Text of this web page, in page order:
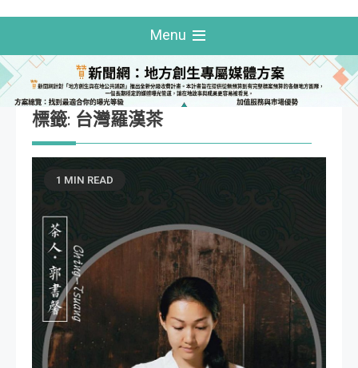
Menu
標籤: 台灣羅漢茶
1 MIN READ